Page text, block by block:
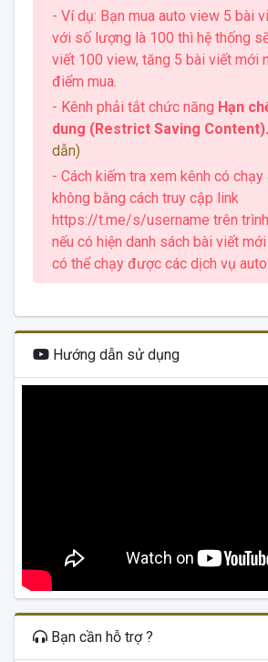
- Ví dụ: Bạn mua auto view 5 bài
với số lượng là 100 thì hệ thống
viết 100 view, tăng 5 bài viết mới
điểm mua.
- Kênh phải tắt chức năng Hạn
dung (Restrict Saving Content).
dẫn)
- Cách kiếm tra xem kênh có
không bằng cách truy cập link
https://t.me/s/username trên
nếu có hiện danh sách bài viết
có thể chạy được các dịch vụ auto.
Hướng dẫn sử dụng
Bạn cần hỗ trợ ?